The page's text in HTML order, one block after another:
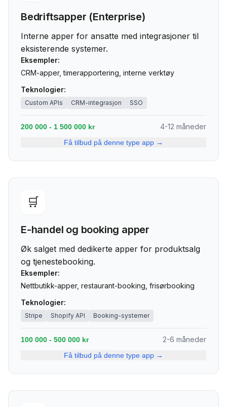
Bedriftsapper (Enterprise)
Interne apper for ansatte med integrasjoner til
eksisterende systemer.
Eksempler:
CRM-apper, timerapportering, interne verktøy
Teknologier:
Custom APIs CRM-integrasjon SSO
200 000 - 1 500 000 kr 4-12 måneder
Få tilbud på denne type app →
🛒
E-handel og booking apper
Øk salget med dedikerte apper for produktsalg
og tjenestebooking.
Eksempler:
Nettbutikk-apper, restaurant-booking, frisørbooking
Teknologier:
Stripe Shopify API Booking-systemer
100 000 - 500 000 kr 2-6 måneder
Få tilbud på denne type app →